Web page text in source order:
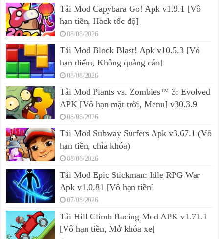
Tải Mod Capybara Go! Apk v1.9.1 [Vô
hạn tiền, Hack tốc độ]
08/08/2026
Tải Mod Block Blast! Apk v10.5.3 [Vô
hạn điểm, Không quảng cáo]
08/08/2026
Tải Mod Plants vs. Zombies™ 3: Evolved
APK [Vô hạn mặt trời, Menu] v30.3.9
08/08/2026
Tải Mod Subway Surfers Apk v3.67.1 (Vô
hạn tiền, chìa khóa)
08/08/2026
Tải Mod Epic Stickman: Idle RPG War
Apk v1.0.81 [Vô hạn tiền]
07/08/2026
Tải Hill Climb Racing Mod APK v1.71.1
[Vô hạn tiền, Mở khóa xe]